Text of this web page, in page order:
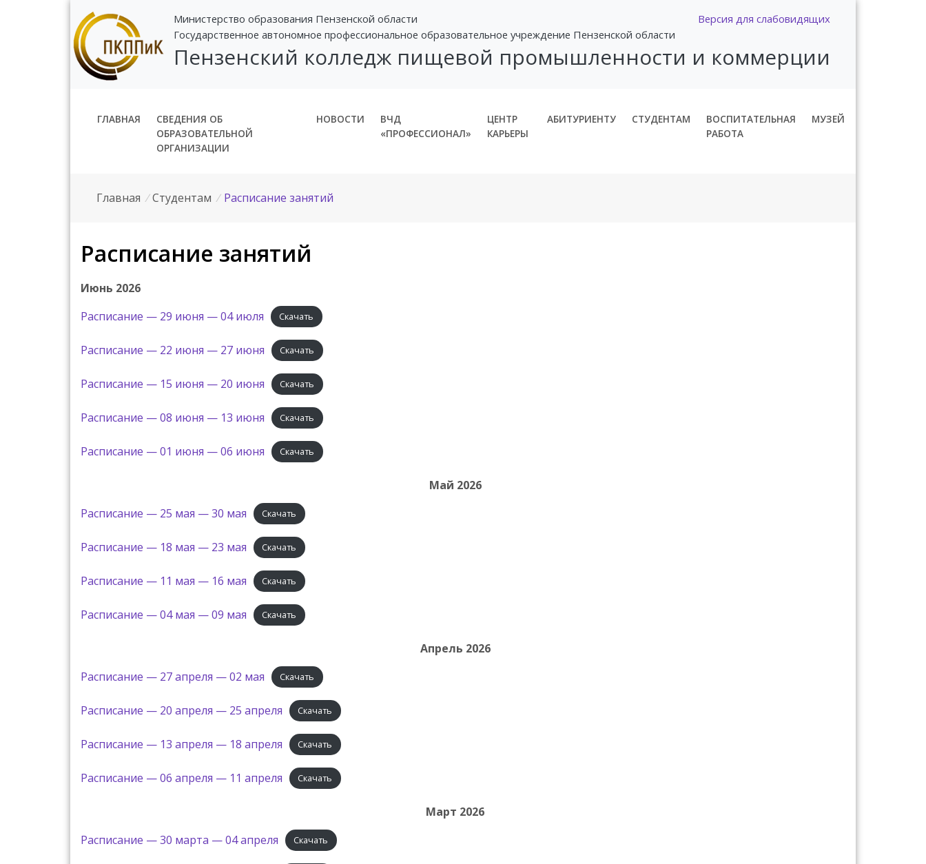
Версия для слабовидящих
Министерство образования Пензенской области
Государственное автономное профессиональное образовательное учреждение Пензенской области
Пензенский колледж пищевой промышленности и коммерции
ГЛАВНАЯ
СВЕДЕНИЯ ОБ
ОБРАЗОВАТЕЛЬНОЙ
ОРГАНИЗАЦИИ
НОВОСТИ
ВЧД
«ПРОФЕССИОНАЛ»
ЦЕНТР
КАРЬЕРЫ
АБИТУРИЕНТУ СТУДЕНТАМ
ВОСПИТАТЕЛЬНАЯ
РАБОТА
МУЗЕЙ
Главная / Студентам / Расписание занятий
Расписание занятий
Июнь 2026
Расписание — 29 июня — 04 июля
Скачать
Расписание — 22 июня — 27 июня Скачать
Расписание — 15 июня — 20 июня Скачать
Расписание — 08 июня — 13 июня Скачать
Расписание — 01 июня — 06 июня Скачать
Май 2026
Расписание — 25 мая — 30 мая
Скачать
Расписание — 18 мая — 23 мая Скачать
Расписание — 11 мая — 16 мая Скачать
Расписание — 04 мая — 09 мая Скачать
Апрель 2026
Расписание — 27 апреля — 02 мая
Скачать
Расписание — 20 апреля — 25 апреля Скачать
Расписание — 13 апреля — 18 апреля Скачать
Расписание — 06 апреля — 11 апреля Скачать
Март 2026
Расписание — 30 марта — 04 апреля
Скачать